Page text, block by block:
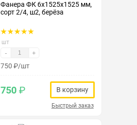
Фанера ФК 6х1525х1525 мм,
сорт 2/4, ш2, берёза
шт
- +
750 ₽/шт
750₽ В корзину
Быстрый заказ